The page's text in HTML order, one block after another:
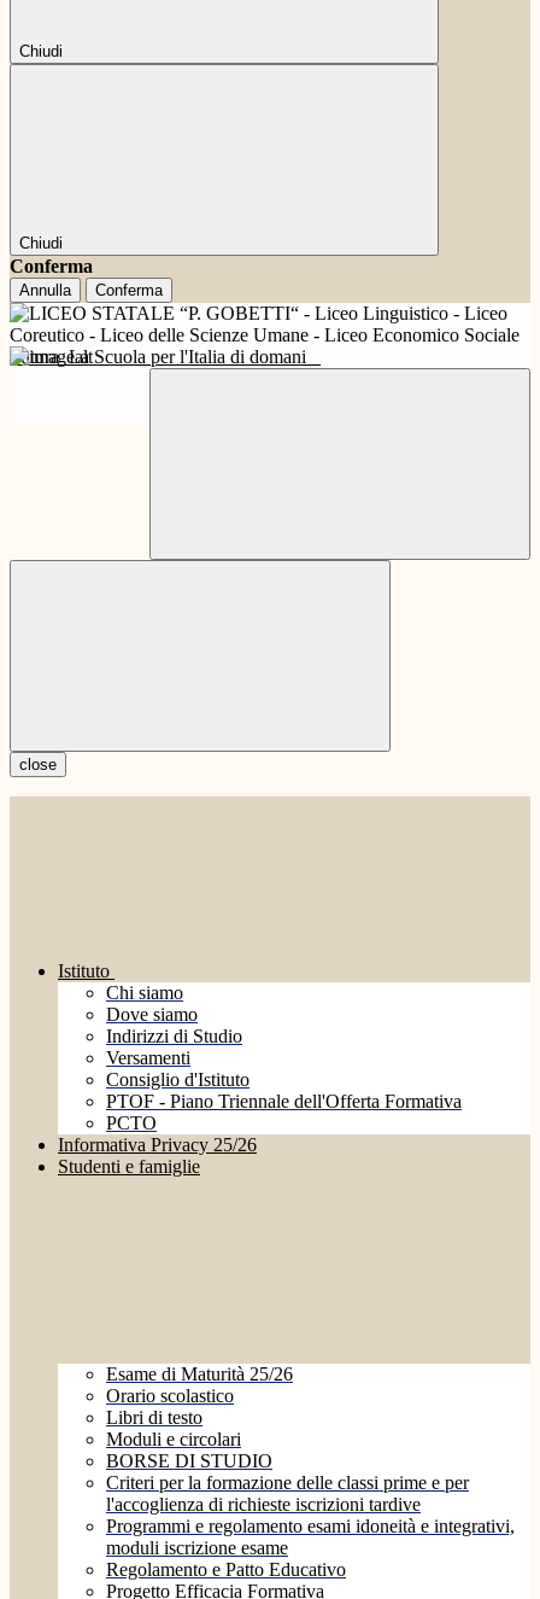
Chiudi
Chiudi
Conferma
Annulla Conferma
Futura La Scuola per l'Italia di domani
close
Istituto
Chi siamo
Dove siamo
Indirizzi di Studio
Versamenti
Consiglio d'Istituto
PTOF - Piano Triennale dell'Offerta Formativa
PCTO
Informativa Privacy 25/26
Studenti e famiglie
Esame di Maturità 25/26
Orario scolastico
Libri di testo
Moduli e circolari
BORSE DI STUDIO
Criteri per la formazione delle classi prime e per
l'accoglienza di richieste iscrizioni tardive
Programmi e regolamento esami idoneità e integrativi,
moduli iscrizione esame
Regolamento e Patto Educativo
Progetto Efficacia Formativa